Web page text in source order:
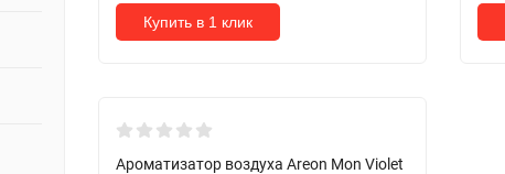
Купить в 1 клик
Ароматизатор воздуха Areon Mon Violet